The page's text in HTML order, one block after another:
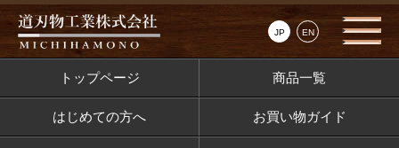
JP EN
トップページ 商品一覧
はじめての方へ お買い物ガイド